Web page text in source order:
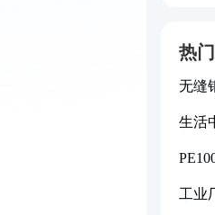
热
无缝
生活
工业